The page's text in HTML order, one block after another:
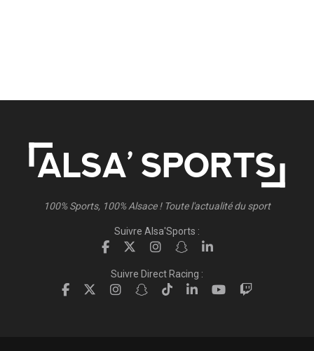
100% Sports, 100% Alsace ! Toute l'actualité du sport
Suivre Alsa'Sports :
Suivre Direct Racing :